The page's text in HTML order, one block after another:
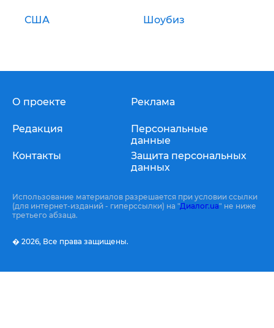
США Шоубиз
О проекте
Редакция
Контакты
Реклама
Персональные
данные
Защита персональных
данных
Использование материалов разрешается при условии ссылки
(для интернет-изданий - гиперссылки) на "Диалог.ua" не ниже
третьего абзаца.
� 2026, Все права защищены.